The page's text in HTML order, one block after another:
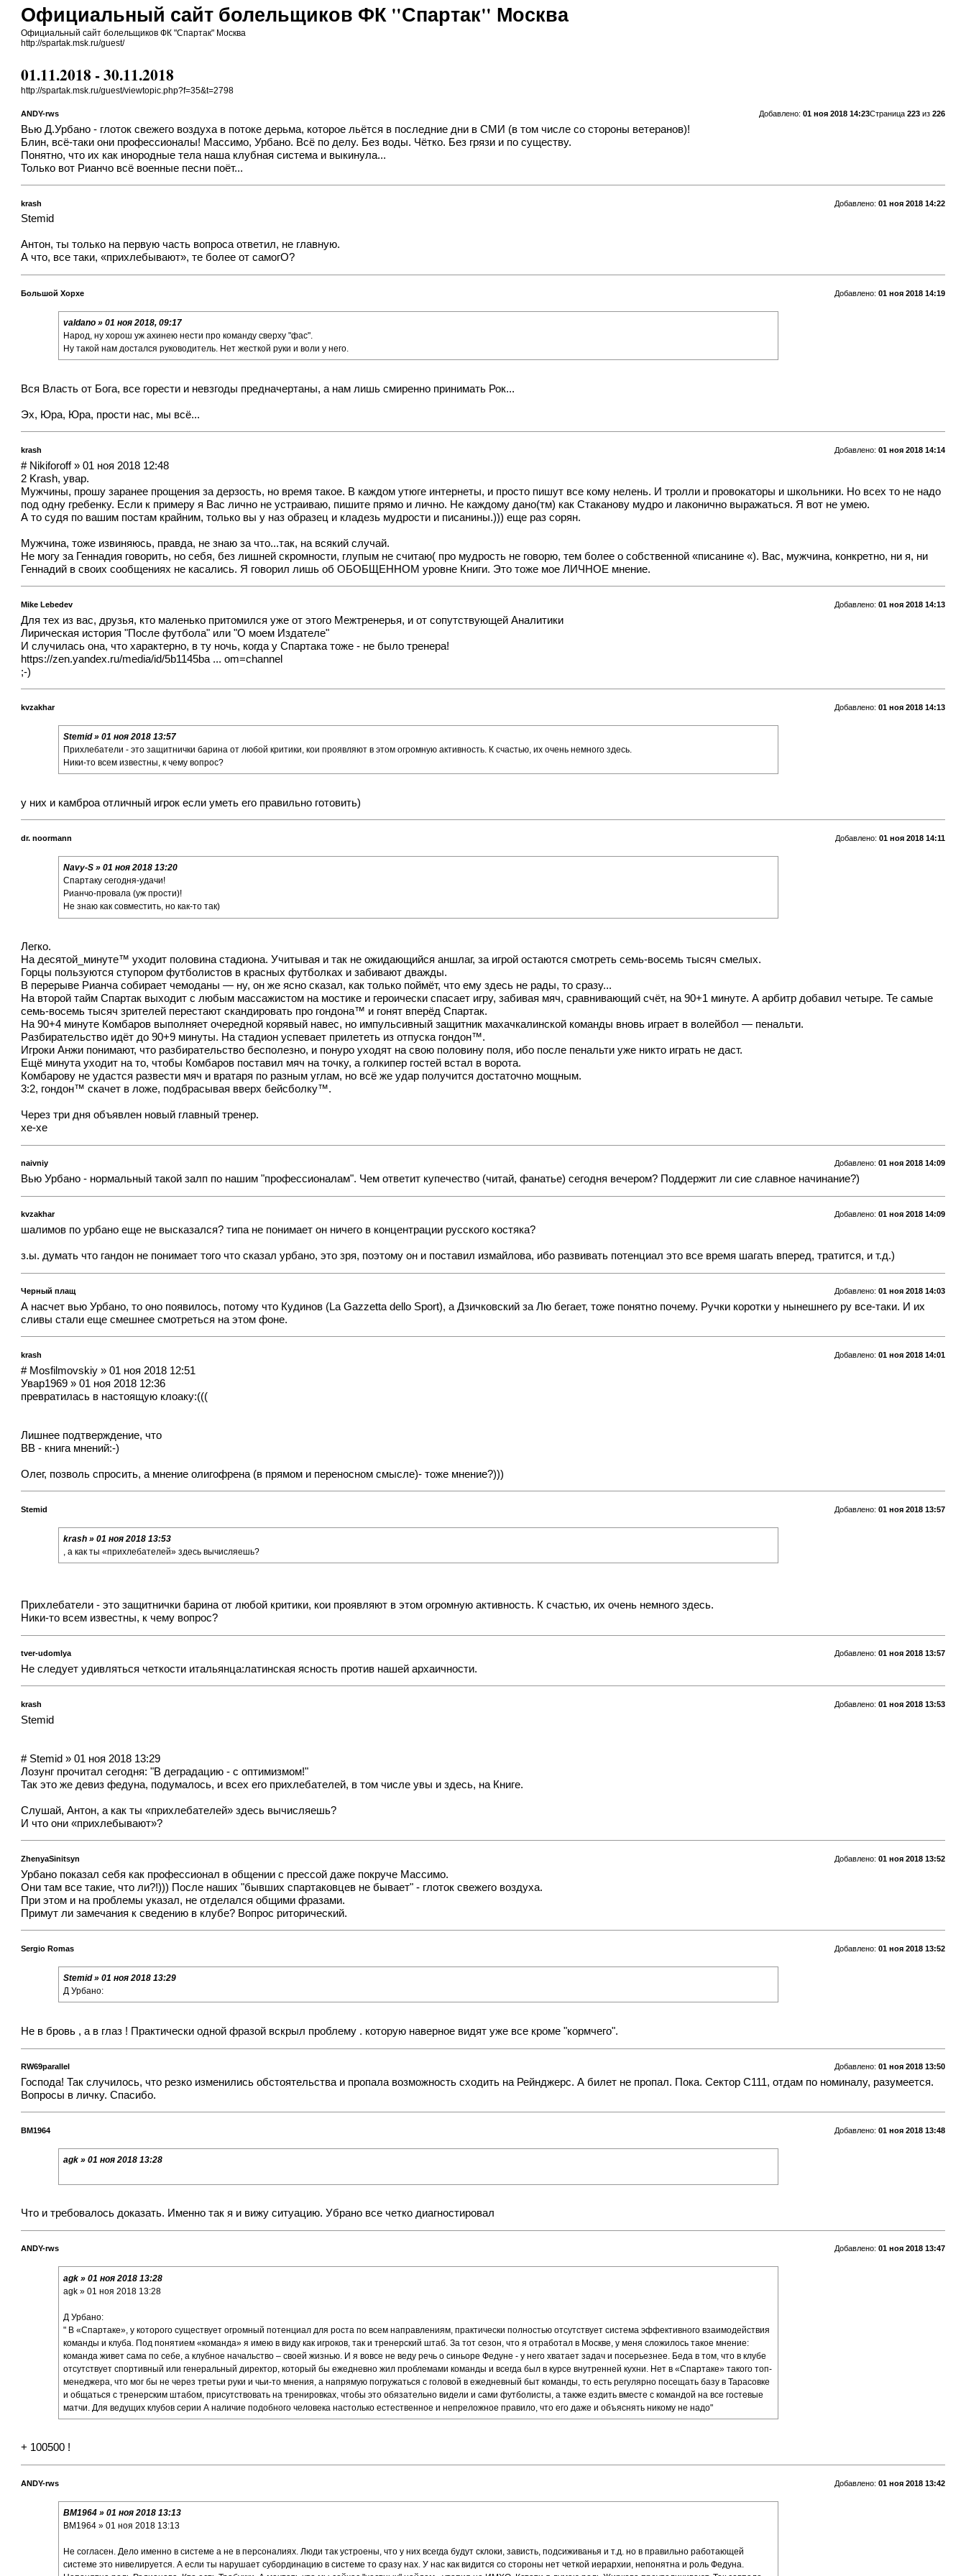
Официальный сайт болельщиков ФК "Спартак" Москва
Официальный сайт болельщиков ФК "Спартак" Москва
http://spartak.msk.ru/guest/
01.11.2018 - 30.11.2018
http://spartak.msk.ru/guest/viewtopic.php?f=35&t=2798
Страница 223из 226
Добавлено: 01 ноя 2018 14:23
ANDY-rws
Вью Д.Урбано - глоток свежего воздуха в потоке дерьма, которое льётся в последние дни в СМИ (в том числе со стороны ветеранов)!
Блин, всё-таки они профессионалы! Массимо, Урбано. Всё по делу. Без воды. Чётко. Без грязи и по существу.
Понятно, что их как инородные тела наша клубная система и выкинула...
Только вот Рианчо всё военные песни поёт...
Добавлено: 01 ноя 2018 14:22
krash
Stemid
Антон, ты только на первую часть вопроса ответил, не главную.
А что, все таки, «прихлебывают», те более от самогО?
Добавлено: 01 ноя 2018 14:19
Большой Хорхе
valdano » 01 ноя 2018, 09:17
Народ, ну хорош уж ахинею нести про команду сверху "фас".
Ну такой нам достался руководитель. Нет жесткой руки и воли у него.
Вся Власть от Бога, все горести и невзгоды предначертаны, а нам лишь смиренно принимать Рок...
Эх, Юра, Юра, прости нас, мы всё...
Добавлено: 01 ноя 2018 14:14
krash
# Nikiforoff » 01 ноя 2018 12:48
2 Krash, увар.
Мужчины, прошу заранее прощения за дерзость, но время такое. В каждом утюге интернеты, и просто пишут все кому нелень. И тролли и провокаторы и школьники. Но всех то не надо
под одну гребенку. Если к примеру я Вас лично не устраиваю, пишите прямо и лично. Не каждому дано(тм) как Стаканову мудро и лаконично выражаться. Я вот не умею.
А то судя по вашим постам крайним, только вы у наз образец и кладезь мудрости и писанины.))) еще раз сорян.
Мужчина, тоже извиняюсь, правда, не знаю за что...так, на всякий случай.
Не могу за Геннадия говорить, но себя, без лишней скромности, глупым не считаю( про мудрость не говорю, тем более о собственной «писанине «). Вас, мужчина, конкретно, ни я, ни
Геннадий в своих сообщениях не касались. Я говорил лишь об ОБОБЩЕННОМ уровне Книги. Это тоже мое ЛИЧНОЕ мнение.
Добавлено: 01 ноя 2018 14:13
Mike Lebedev
Для тех из вас, друзья, кто маленько притомился уже от этого Межтренерья, и от сопутствующей Аналитики
Лирическая история "После футбола" или "О моем Издателе"
И случилась она, что характерно, в ту ночь, когда у Спартака тоже - не было тренера!
https://zen.yandex.ru/media/id/5b1145ba ... om=channel
;-)
Добавлено: 01 ноя 2018 14:13
kvzakhar
Stemid » 01 ноя 2018 13:57
Прихлебатели - это защитнички барина от любой критики, кои проявляют в этом огромную активность. К счастью, их очень немного здесь.
Ники-то всем известны, к чему вопрос?
у них и камброа отличный игрок если уметь его правильно готовить)
Добавлено: 01 ноя 2018 14:11
dr. noormann
Navy-S » 01 ноя 2018 13:20
Спартаку сегодня-удачи!
Рианчо-провала (уж прости)!
Не знаю как совместить, но как-то так)
Легко.
На десятой_минуте™ уходит половина стадиона. Учитывая и так не ожидающийся аншлаг, за игрой остаются смотреть семь-восемь тысяч смелых.
Горцы пользуются ступором футболистов в красных футболках и забивают дважды.
В перерыве Рианча собирает чемоданы — ну, он же ясно сказал, как только поймёт, что ему здесь не рады, то сразу...
На второй тайм Спартак выходит с любым массажистом на мостике и героически спасает игру, забивая мяч, сравнивающий счёт, на 90+1 минуте. А арбитр добавил четыре. Те самые
семь-восемь тысяч зрителей перестают скандировать про гондона™ и гонят вперёд Спартак.
На 90+4 минуте Комбаров выполняет очередной корявый навес, но импульсивный защитник махачкалинской команды вновь играет в волейбол — пенальти.
Разбирательство идёт до 90+9 минуты. На стадион успевает прилететь из отпуска гондон™.
Игроки Анжи понимают, что разбирательство бесполезно, и понуро уходят на свою половину поля, ибо после пенальти уже никто играть не даст.
Ещё минута уходит на то, чтобы Комбаров поставил мяч на точку, а голкипер гостей встал в ворота.
Комбарову не удастся развести мяч и вратаря по разным углам, но всё же удар получится достаточно мощным.
3:2, гондон™ скачет в ложе, подбрасывая вверх бейсболку™.
Через три дня объявлен новый главный тренер.
хе-хе
Добавлено: 01 ноя 2018 14:09
naivniy
Вью Урбано - нормальный такой залп по нашим "профессионалам". Чем ответит купечество (читай, фанатье) сегодня вечером? Поддержит ли сие славное начинание?)
Добавлено: 01 ноя 2018 14:09
kvzakhar
шалимов по урбано еще не высказался? типа не понимает он ничего в концентрации русского костяка?
з.ы. думать что гандон не понимает того что сказал урбано, это зря, поэтому он и поставил измайлова, ибо развивать потенциал это все время шагать вперед, тратится, и т.д.)
Добавлено: 01 ноя 2018 14:03
Черный плащ
А насчет вью Урбано, то оно появилось, потому что Кудинов (La Gazzetta dello Sport), а Дзичковский за Лю бегает, тоже понятно почему. Ручки коротки у нынешнего ру все-таки. И их
сливы стали еще смешнее смотреться на этом фоне.
Добавлено: 01 ноя 2018 14:01
krash
# Mosfilmovskiy » 01 ноя 2018 12:51
Увар1969 » 01 ноя 2018 12:36
превратилась в настоящую клоаку:(((
Лишнее подтверждение, что
ВВ - книга мнений:-)
Олег, позволь спросить, а мнение олигофрена (в прямом и переносном смысле)- тоже мнение?)))
Добавлено: 01 ноя 2018 13:57
Stemid
krash » 01 ноя 2018 13:53
, а как ты «прихлебателей» здесь вычисляешь?
Прихлебатели - это защитнички барина от любой критики, кои проявляют в этом огромную активность. К счастью, их очень немного здесь.
Ники-то всем известны, к чему вопрос?
Добавлено: 01 ноя 2018 13:57
tver-udomlya
Не следует удивляться четкости итальянца:латинская ясность против нашей архаичности.
Добавлено: 01 ноя 2018 13:53
krash
Stemid
# Stemid » 01 ноя 2018 13:29
Лозунг прочитал сегодня: "В деградацию - с оптимизмом!"
Так это же девиз федуна, подумалось, и всех его прихлебателей, в том числе увы и здесь, на Книге.
Слушай, Антон, а как ты «прихлебателей» здесь вычисляешь?
И что они «прихлебывают»?
Добавлено: 01 ноя 2018 13:52
ZhenyaSinitsyn
Урбано показал себя как профессионал в общении с прессой даже покруче Массимо.
Они там все такие, что ли?!))) После наших "бывших спартаковцев не бывает" - глоток свежего воздуха.
При этом и на проблемы указал, не отделался общими фразами.
Примут ли замечания к сведению в клубе? Вопрос риторический.
Добавлено: 01 ноя 2018 13:52
Sergio Romas
Stemid » 01 ноя 2018 13:29
Д Урбано:
Не в бровь , а в глаз ! Практически одной фразой вскрыл проблему . которую наверное видят уже все кроме "кормчего".
Добавлено: 01 ноя 2018 13:50
RW69parallel
Господа! Так случилось, что резко изменились обстоятельства и пропала возможность сходить на Рейнджерс. А билет не пропал. Пока. Сектор С111, отдам по номиналу, разумеется.
Вопросы в личку. Спасибо.
Добавлено: 01 ноя 2018 13:48
BM1964
agk » 01 ноя 2018 13:28
Что и требовалось доказать. Именно так я и вижу ситуацию. Убрано все четко диагностировал
Добавлено: 01 ноя 2018 13:47
ANDY-rws
agk » 01 ноя 2018 13:28
agk » 01 ноя 2018 13:28
Д Урбано:
" В «Спартаке», у которого существует огромный потенциал для роста по всем направлениям, практически полностью отсутствует система эффективного взаимодействия
команды и клуба. Под понятием «команда» я имею в виду как игроков, так и тренерский штаб. За тот сезон, что я отработал в Москве, у меня сложилось такое мнение:
команда живет сама по себе, а клубное начальство – своей жизнью. И я вовсе не веду речь о синьоре Федуне - у него хватает задач и посерьезнее. Беда в том, что в клубе
отсутствует спортивный или генеральный директор, который бы ежедневно жил проблемами команды и всегда был в курсе внутренней кухни. Нет в «Спартаке» такого топ-
менеджера, что мог бы не через третьи руки и чьи-то мнения, а напрямую погружаться с головой в ежедневный быт команды, то есть регулярно посещать базу в Тарасовке
и общаться с тренерским штабом, присутствовать на тренировках, чтобы это обязательно видели и сами футболисты, а также ездить вместе с командой на все гостевые
матчи. Для ведущих клубов серии А наличие подобного человека настолько естественное и непреложное правило, что его даже и объяснять никому не надо"
+ 100500 !
Добавлено: 01 ноя 2018 13:42
ANDY-rws
BM1964 » 01 ноя 2018 13:13
BM1964 » 01 ноя 2018 13:13
Не согласен. Дело именно в системе а не в персоналиях. Люди так устроены, что у них всегда будут склоки, зависть, подсиживанья и т.д. но в правильно работающей
системе это нивелируется. А если ты нарушает субординацию в системе то сразу нах. У нас как видится со стороны нет четкой иерархии, непонятна и роль Федуна.